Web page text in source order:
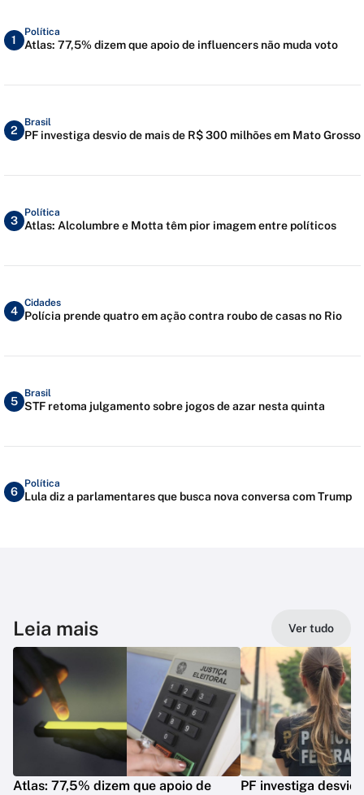
1
Política
Atlas: 77,5% dizem que apoio de influencers não muda voto
2
Brasil
PF investiga desvio de mais de R$ 300 milhões em Mato Grosso
3
Política
Atlas: Alcolumbre e Motta têm pior imagem entre políticos
4
Cidades
Polícia prende quatro em ação contra roubo de casas no Rio
5
Brasil
STF retoma julgamento sobre jogos de azar nesta quinta
6
Política
Lula diz a parlamentares que busca nova conversa com Trump
Leia mais Ver tudo
Atlas: 77,5% dizem que apoio de
PF investiga desvio